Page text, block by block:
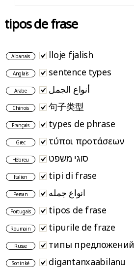
tipos de frase
Albanais lloje fjalish
Anglais sentence types
Arabe أنواع الجمل
Chinois 句子类型
Français types de phrase
Grec τύποι προτάσεων
Hébreu סוגי משפט
Italien tipi di frase
Persan انواع جمله
Portugais tipos de frase
Roumain tipurile de fraze
Russe типы предложений
Soninké digantanxaabilanu